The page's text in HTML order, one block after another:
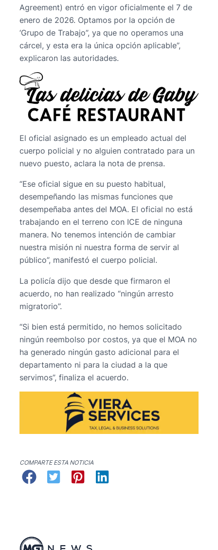
Agreement) entró en vigor oficialmente el 7 de
enero de 2026. Optamos por la opción de
‘Grupo de Trabajo”, ya que no operamos una
cárcel, y esta era la única opción aplicable”,
explicaron las autoridades.
El oficial asignado es un empleado actual del
cuerpo policial y no alguien contratado para un
nuevo puesto, aclara la nota de prensa.
“Ese oficial sigue en su puesto habitual,
desempeñando las mismas funciones que
desempeñaba antes del MOA. El oficial no está
trabajando en el terreno con ICE de ninguna
manera. No tenemos intención de cambiar
nuestra misión ni nuestra forma de servir al
público”, manifestó el cuerpo policial.
La policía dijo que desde que firmaron el
acuerdo, no han realizado “ningún arresto
migratorio”.
“Si bien está permitido, no hemos solicitado
ningún reembolso por costos, ya que el MOA no
ha generado ningún gasto adicional para el
departamento ni para la ciudad a la que
servimos”, finaliza el acuerdo.
COMPARTE ESTA NOTICIA